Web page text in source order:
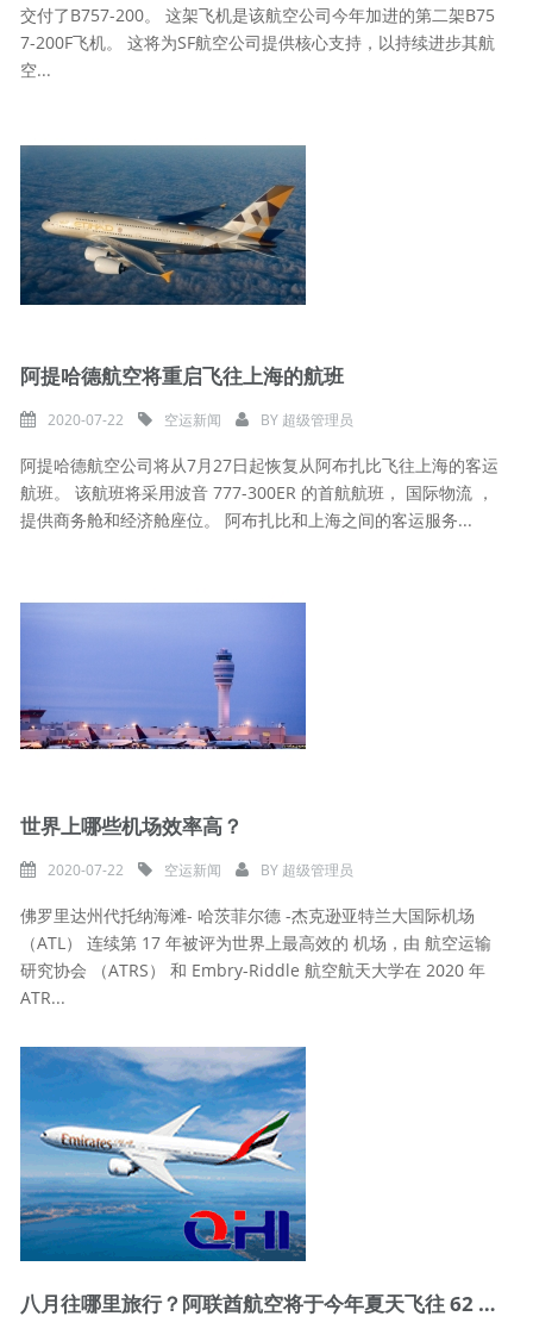
交付了B757-200。 这架飞机是该航空公司今年加进的第二架B75
7-200F飞机。 这将为SF航空公司提供核心支持，以持续进步其航
空...
阿提哈德航空将重启飞往上海的航班
2020-07-22 空运新闻 BY 超级管理员
阿提哈德航空公司将从7月27日起恢复从阿布扎比飞往上海的客运
航班。 该航班将采用波音 777-300ER 的首航航班， 国际物流 ，
提供商务舱和经济舱座位。 阿布扎比和上海之间的客运服务...
世界上哪些机场效率高？
2020-07-22 空运新闻 BY 超级管理员
佛罗里达州代托纳海滩- 哈茨菲尔德 -杰克逊亚特兰大国际机场
（ATL） 连续第 17 年被评为世界上最高效的 机场，由 航空运输
研究协会 （ATRS） 和 Embry-Riddle 航空航天大学在 2020 年
ATR...
八月往哪里旅行？阿联酋航空将于今年夏天飞往 62 个目的地